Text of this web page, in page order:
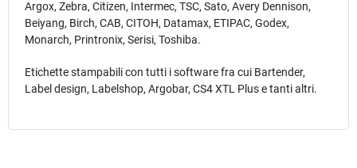
Argox, Zebra, Citizen, Intermec, TSC, Sato, Avery Dennison,
Beiyang, Birch, CAB, CITOH, Datamax, ETIPAC, Godex,
Monarch, Printronix, Serisi, Toshiba.
Etichette stampabili con tutti i software fra cui Bartender,
Label design, Labelshop, Argobar, CS4 XTL Plus e tanti altri.